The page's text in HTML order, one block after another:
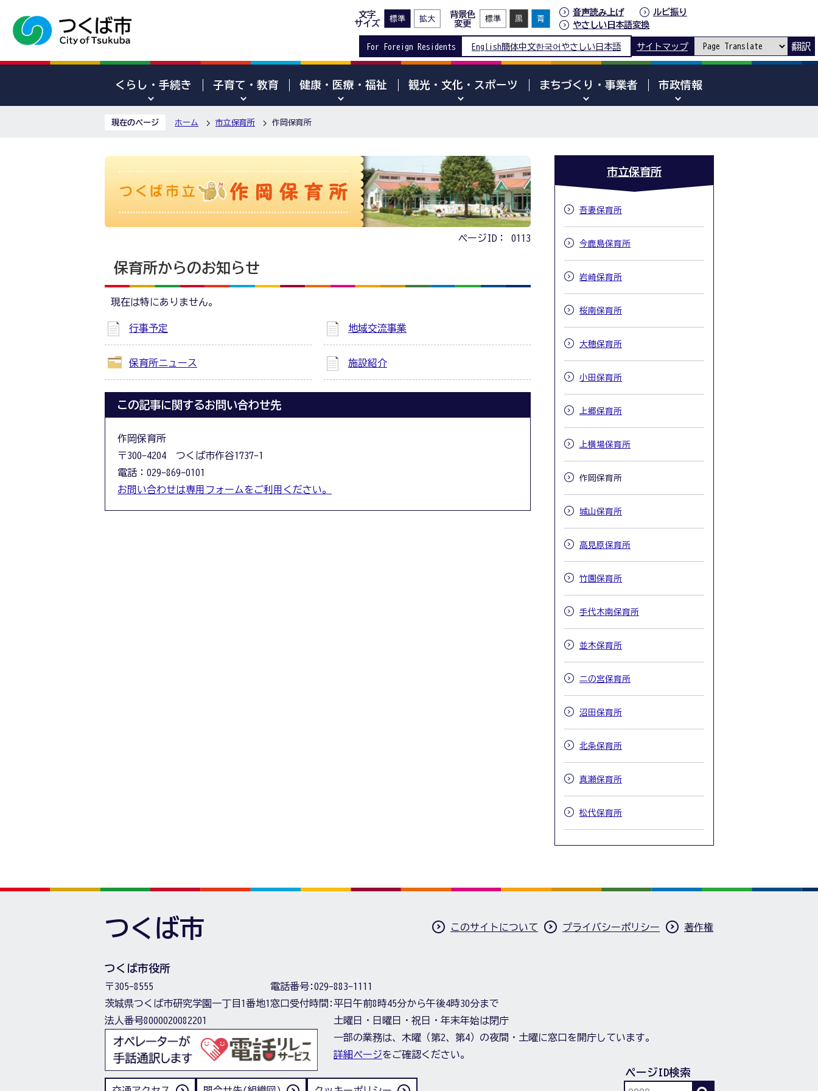
文字
サイズ
背景色
変更
音声読み上げ
ルビ振り
やさしい日本語変換
For Foreign Residents English簡体中文한국어 やさしい日本語 サイトマップ 翻訳
くらし・手続き 子育て・教育 健康・医療・福祉 観光・文化・スポーツ まちづくり・事業者 市政情報
現在のページ ホーム 市立保育所 作岡保育所
ページID： 0113
保育所からのお知らせ
現在は特にありません。
行事予定 地域交流事業
保育所ニュース 施設紹介
この記事に関するお問い合わせ先
作岡保育所
〒300-4204 つくば市作谷1737-1
電話：029-869-0101
お問い合わせは専用フォームをご利用ください。
市立保育所
吾妻保育所
今鹿島保育所
岩崎保育所
桜南保育所
大穂保育所
小田保育所
上郷保育所
上横場保育所
作岡保育所
城山保育所
高見原保育所
竹園保育所
手代木南保育所
並木保育所
二の宮保育所
沼田保育所
北条保育所
真瀬保育所
松代保育所
つくば市 このサイトについて プライバシーポリシー 著作権
つくば市役所
〒305-8555
茨城県つくば市研究学園一丁目1番地1
法人番号8000020082201
電話番号:029-883-1111
窓口受付時間:平日午前8時45分から午後4時30分まで
土曜日・日曜日・祝日・年末年始は閉庁
一部の業務は、木曜（第2、第4）の夜間・土曜に窓口を開庁しています。
詳細ページをご確認ください。
ページID検索